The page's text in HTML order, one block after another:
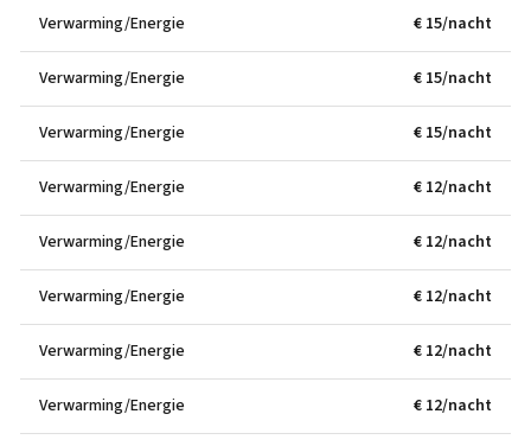
Verwarming/Energie € 15/nacht
Verwarming/Energie € 15/nacht
Verwarming/Energie € 15/nacht
Verwarming/Energie € 12/nacht
Verwarming/Energie € 12/nacht
Verwarming/Energie € 12/nacht
Verwarming/Energie € 12/nacht
Verwarming/Energie € 12/nacht